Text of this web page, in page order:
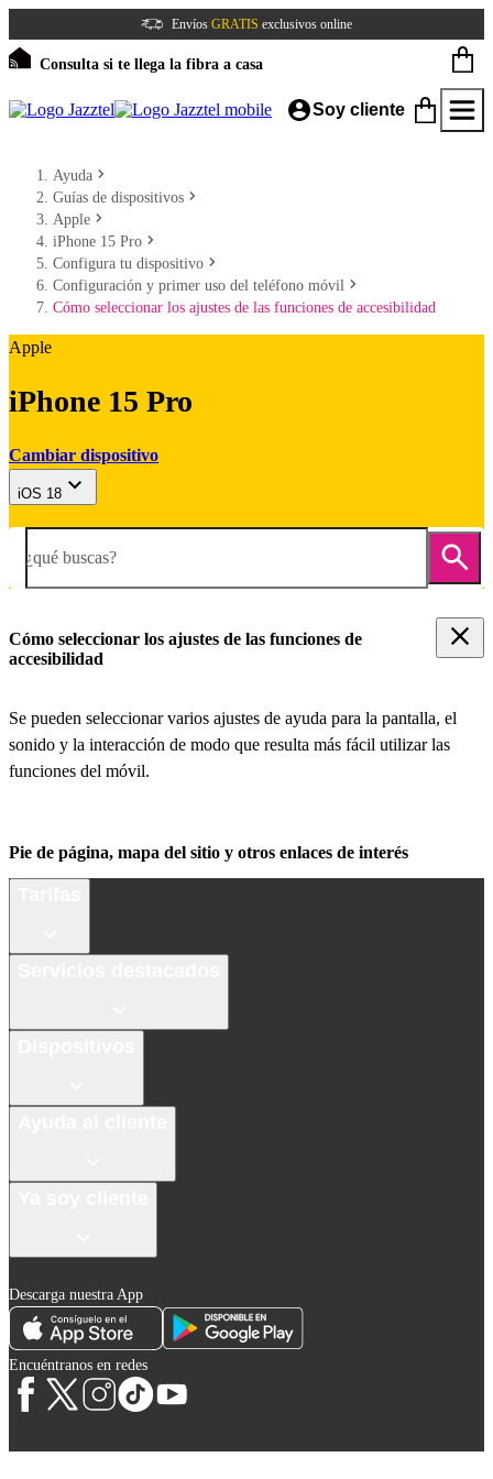
Envíos GRATIS exclusivos online
Consulta si te llega la fibra a casa
Soy cliente
Ayuda
Guías de dispositivos
Apple
iPhone 15 Pro
Configura tu dispositivo
Configuración y primer uso del teléfono móvil
Cómo seleccionar los ajustes de las funciones de accesibilidad
Apple
iPhone 15 Pro
Cambiar dispositivo
iOS 18
¿qué buscas?
Cómo seleccionar los ajustes de las funciones de
accesibilidad
Se pueden seleccionar varios ajustes de ayuda para la pantalla, el
sonido y la interacción de modo que resulta más fácil utilizar las
funciones del móvil.
Pie de página, mapa del sitio y otros enlaces de interés
Descarga nuestra App
Encuéntranos en redes